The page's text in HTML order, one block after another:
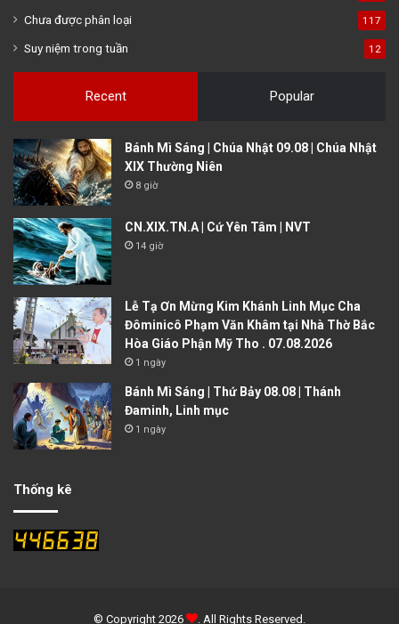
Chưa được phân loại 117
Suy niệm trong tuần 12
Recent Popular
Bánh Mì Sáng | Chúa Nhật 09.08 | Chúa Nhật
XIX Thường Niên
8 giờ
CN.XIX.TN.A | Cứ Yên Tâm | NVT
14 giờ
Lễ Tạ Ơn Mừng Kim Khánh Linh Mục Cha
Đôminicô Phạm Văn Khâm tại Nhà Thờ Bắc
Hòa Giáo Phận Mỹ Tho . 07.08.2026
1 ngày
Bánh Mì Sáng | Thứ Bảy 08.08 | Thánh
Đaminh, Linh mục
1 ngày
Thống kê
© Copyright 2026 . All Rights Reserved.